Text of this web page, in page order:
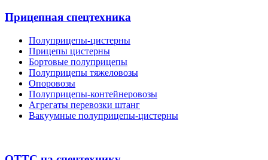
Прицепная спецтехника
Полуприцепы-цистерны
Прицепы цистерны
Бортовые полуприцепы
Полуприцепы тяжеловозы
Опоровозы
Полуприцепы-контейнеровозы
Агрегаты перевозки штанг
Вакуумные полуприцепы-цистерны